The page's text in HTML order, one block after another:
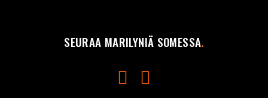
SEURAA MARILYNIÄ SOMESSA